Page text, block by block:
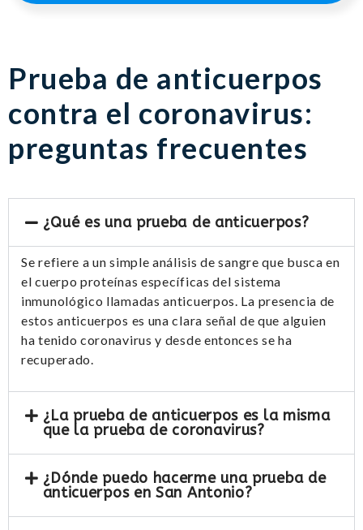
Prueba de anticuerpos
contra el coronavirus:
preguntas frecuentes
¿Qué es una prueba de anticuerpos?
Se refiere a un simple análisis de sangre que busca en
el cuerpo proteínas específicas del sistema
inmunológico llamadas anticuerpos. La presencia de
estos anticuerpos es una clara señal de que alguien
ha tenido coronavirus y desde entonces se ha
recuperado.
¿La prueba de anticuerpos es la misma
que la prueba de coronavirus?
¿Dónde puedo hacerme una prueba de
anticuerpos en San Antonio?